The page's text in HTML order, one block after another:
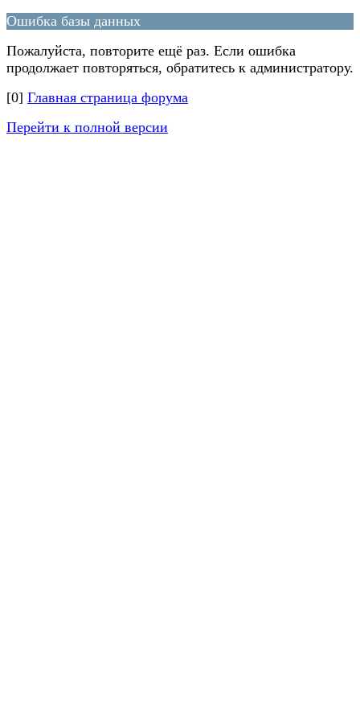
Ошибка базы данных
Пожалуйста, повторите ещё раз. Если ошибка
продолжает повторяться, обратитесь к администратору.
[0] Главная страница форума
Перейти к полной версии